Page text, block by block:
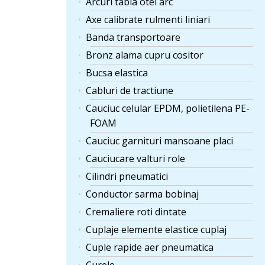
Axe calibrate rulmenti liniari
Banda transportoare
Bronz alama cupru cositor
Bucsa elastica
Cabluri de tractiune
Cauciuc celular EPDM, polietilena PE-
FOAM
Cauciuc garnituri mansoane placi
Cauciucare valturi role
Cilindri pneumatici
Conductor sarma bobinaj
Cremaliere roti dintate
Cuplaje elemente elastice cuplaj
Cuple rapide aer pneumatica